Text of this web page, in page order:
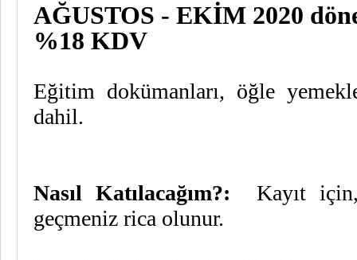
AĞUSTOS - EKİM 2020
%18 KDV
Eğitim dokümanları, öğle
dahil.
Nasıl Katılacağım?: Kayıt
geçmeniz rica olunur.